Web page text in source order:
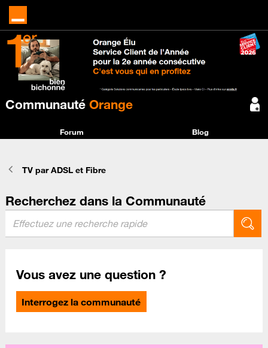
Communauté Orange
Forum Blog
TV par ADSL et Fibre
Recherchez dans la Communauté
Vous avez une question ?
Interrogez la communauté